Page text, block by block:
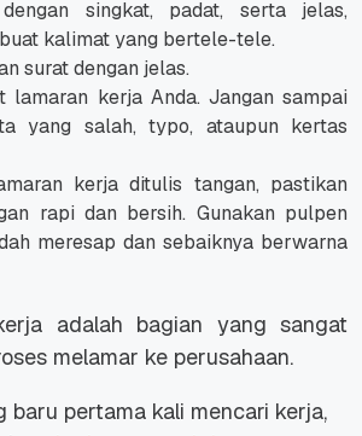
singkat, padat, serta jelas,
kalimat yang bertele-tele.
surat dengan jelas.
lamaran kerja Anda. Jangan sampai
yang salah, typo, ataupun kertas
kerja ditulis tangan, pastikan
rapi dan bersih. Gunakan pulpen
meresap dan sebaiknya berwarna
adalah bagian yang sangat
melamar ke perusahaan.
baru pertama kali mencari kerja,